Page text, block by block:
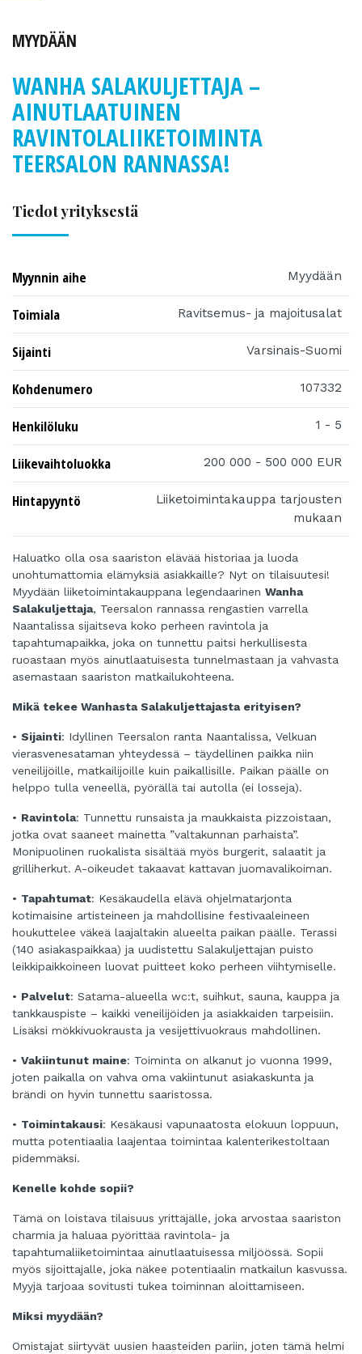
MYYDÄÄN
WANHA SALAKULJETTAJA –
AINUTLAATUINEN
RAVINTOLALIIKETOIMINTA
TEERSALON RANNASSA!
Tiedot yrityksestä
Myynnin aihe Myydään
Toimiala Ravitsemus- ja majoitusalat
Sijainti Varsinais-Suomi
Kohdenumero 107332
Henkilöluku 1 - 5
Liikevaihtoluokka 200 000 - 500 000 EUR
Hintapyyntö
Liiketoimintakauppa tarjousten
mukaan
Haluatko olla osa saariston elävää historiaa ja luoda
unohtumattomia elämyksiä asiakkaille? Nyt on tilaisuutesi!
Myydään liiketoimintakauppana legendaarinen Wanha
Salakuljettaja, Teersalon rannassa rengastien varrella
Naantalissa sijaitseva koko perheen ravintola ja
tapahtumapaikka, joka on tunnettu paitsi herkullisesta
ruoastaan myös ainutlaatuisesta tunnelmastaan ja vahvasta
asemastaan saariston matkailukohteena.
Mikä tekee Wanhasta Salakuljettajasta erityisen?
• Sijainti: Idyllinen Teersalon ranta Naantalissa, Velkuan
vierasvenesataman yhteydessä – täydellinen paikka niin
veneilijöille, matkailijoille kuin paikallisille. Paikan päälle on
helppo tulla veneellä, pyörällä tai autolla (ei losseja).
• Ravintola: Tunnettu runsaista ja maukkaista pizzoistaan,
jotka ovat saaneet mainetta ”valtakunnan parhaista”.
Monipuolinen ruokalista sisältää myös burgerit, salaatit ja
grilliherkut. A-oikeudet takaavat kattavan juomavalikoiman.
• Tapahtumat: Kesäkaudella elävä ohjelmatarjonta
kotimaisine artisteineen ja mahdollisine festivaaleineen
houkuttelee väkeä laajaltakin alueelta paikan päälle. Terassi
(140 asiakaspaikkaa) ja uudistettu Salakuljettajan puisto
leikkipaikkoineen luovat puitteet koko perheen viihtymiselle.
• Palvelut: Satama-alueella wc:t, suihkut, sauna, kauppa ja
tankkauspiste – kaikki veneilijöiden ja asiakkaiden tarpeisiin.
Lisäksi mökkivuokrausta ja vesijettivuokraus mahdollinen.
• Vakiintunut maine: Toiminta on alkanut jo vuonna 1999,
joten paikalla on vahva oma vakiintunut asiakaskunta ja
brändi on hyvin tunnettu saaristossa.
• Toimintakausi: Kesäkausi vapunaatosta elokuun loppuun,
mutta potentiaalia laajentaa toimintaa kalenterikestoltaan
pidemmäksi.
Kenelle kohde sopii?
Tämä on loistava tilaisuus yrittäjälle, joka arvostaa saariston
charmia ja haluaa pyörittää ravintola- ja
tapahtumaliiketoimintaa ainutlaatuisessa miljöössä. Sopii
myös sijoittajalle, joka näkee potentiaalin matkailun kasvussa.
Myyjä tarjoaa sovitusti tukea toiminnan aloittamiseen.
Miksi myydään?
Omistajat siirtyvät uusien haasteiden pariin, joten tämä helmi